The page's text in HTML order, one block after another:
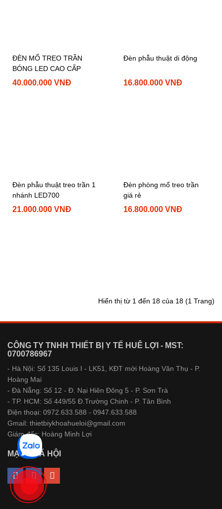
ĐÈN MỔ TREO TRẦN
BÓNG LED CAO CẤP
40.000.000 VNĐ
Đèn phẫu thuật di động
16.800.000 VNĐ
Đèn phẫu thuật treo trần 1
nhánh LED700
21.000.000 VNĐ
Đèn phòng mổ treo trần
giá rẻ
16.800.000 VNĐ
Hiển thị từ 1 đến 18 của 18 (1 Trang)
CÔNG TY TNHH THIẾT BỊ Y TẾ HUÊ LỢI - MST:
0700786967
- Hà Nội: Số 135 Louis I - LK51, KĐT mới Hoàng Văn Thụ - P.
Hoàng Mai
- Đà Nẵng: Số 12 - Đ. Nại Hiên Đông 5 - P. Sơn Trà
- TP. HCM: Số 449/55 Đ.Trường Chinh - P. Tân Bình
Điện thoại: 0972.633.588 - 0947.633.588
Gmail: thietbiykhoahueloi@gmail.com
Giám đốc: Hoàng Minh Lợi
MẠNG XÃ HỘI